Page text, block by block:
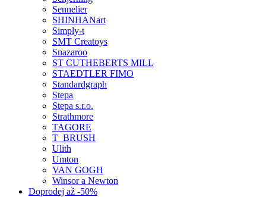
Sennelier
SHINHANart
Simply-t
SMT Creatoys
Snazaroo
ST CUTHEBERTS MILL
STAEDTLER FIMO
Standardgraph
Stepa
Stepa s.r.o.
Strathmore
TAGORE
T_BRUSH
Ulith
Umton
VAN GOGH
Winsor a Newton
Doprodej až -50%